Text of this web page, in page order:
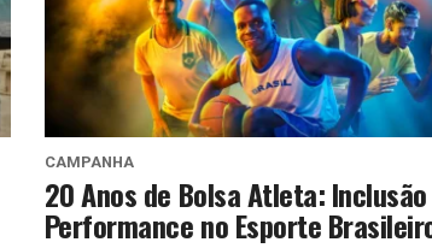
CAMPANHA
20 Anos de Bolsa Atleta:
Performance no Esporte